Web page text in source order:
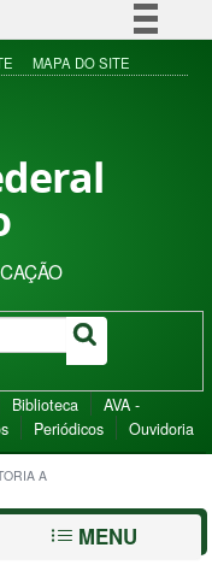
Simplifique!
à informação
MAPA DO SITE
Biblioteca
AVA -
Periódicos Ouvidoria
A
MENU